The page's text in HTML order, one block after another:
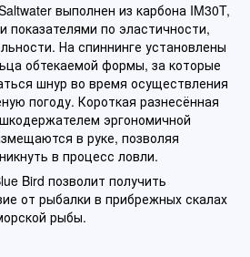
выполнен из карбона IM30T,
по эластичности,
На спиннинге установлены
обтекаемой формы, за которые
шнур во время осуществления
погоду. Короткая разнесённая
эргономичной
в руке, позволяя
в процесс ловли.
Bird позволит получить
от рыбалки в прибрежных скалах
рыбы.